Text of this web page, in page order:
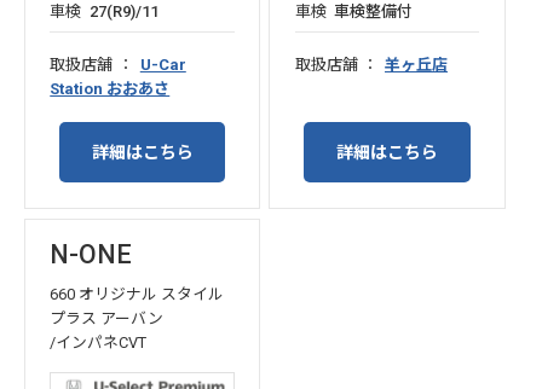
車検 27(R9)/11
取扱店舗
U-Car
Station おおあさ
詳細はこちら
車検 車検整備付
取扱店舗 羊ヶ丘店
詳細はこちら
N-ONE
660 オリジナル スタイル
プラス アーバン
/インパネCVT